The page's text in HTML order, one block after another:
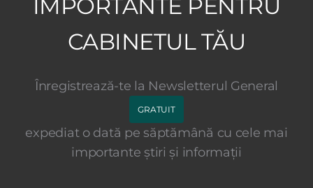
IMPORTANTE PENTRU
CABINETUL TĂU
Înregistrează-te la Newsletterul General
GRATUIT
expediat o dată pe săptămână cu cele mai
importante știri și informații